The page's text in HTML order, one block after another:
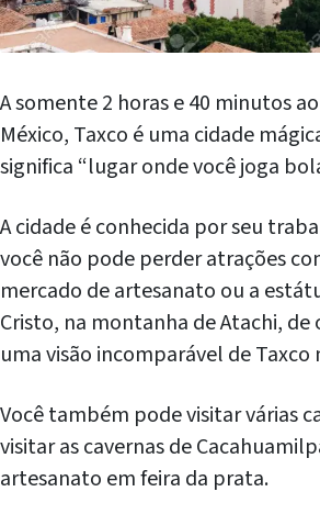
A somente 2 horas e 40 minutos
México, Taxco é uma cidade
significa “lugar onde você joga
A cidade é conhecida por seu
você não pode perder atrações
mercado de artesanato ou a
Cristo, na montanha de Atachi, de
uma visão incomparável de
Você também pode visitar várias
visitar as cavernas de
artesanato em feira da prata.